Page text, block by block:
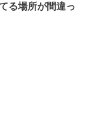
る場所が間違っ